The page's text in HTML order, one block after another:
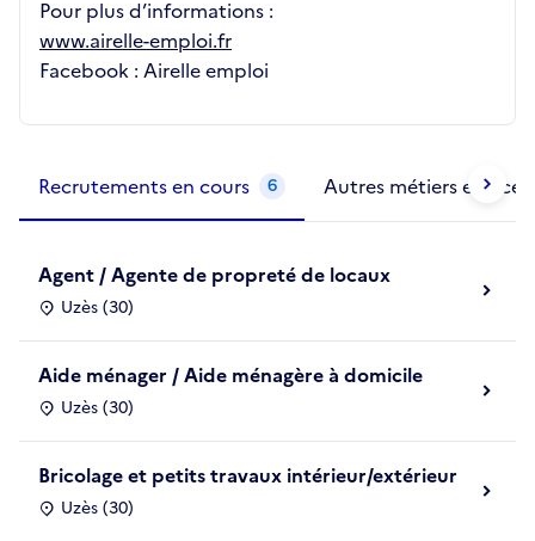
Pour plus d’informations :
www.airelle-emploi.fr
Facebook : Airelle emploi
Recrutements en cours 6 Autres métiers exercés
Agent / Agente de propreté de locaux
Uzès (30)
Aide ménager / Aide ménagère à domicile
Uzès (30)
Bricolage et petits travaux intérieur/extérieur
Uzès (30)